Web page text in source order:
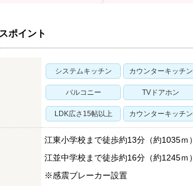
ポイント
システムキッチン カウンターキッチン
バルコニー TVドアホン
LDK広さ15帖以上 カウンターキッチン
江東小学校まで徒歩約13分（約1035ｍ）
江並中学校まで徒歩約16分（約1245ｍ）
※感震ブレーカー設置